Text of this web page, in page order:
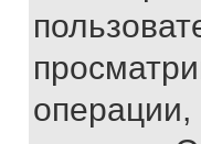
операции,